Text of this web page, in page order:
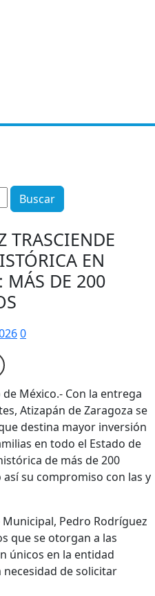
Buscar
TRASCIENDE
EN
MÁS DE 200
0
México.- Con la entrega
Atizapán de Zaragoza se
destina mayor inversión
en todo el Estado de
de más de 200
su compromiso con las y
Pedro Rodríguez
que se otorgan a las
únicos en la entidad
de solicitar